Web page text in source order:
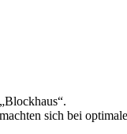
sich bei